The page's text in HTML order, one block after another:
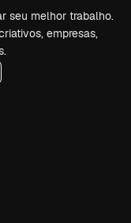
seu melhor trabalho.
empresas,